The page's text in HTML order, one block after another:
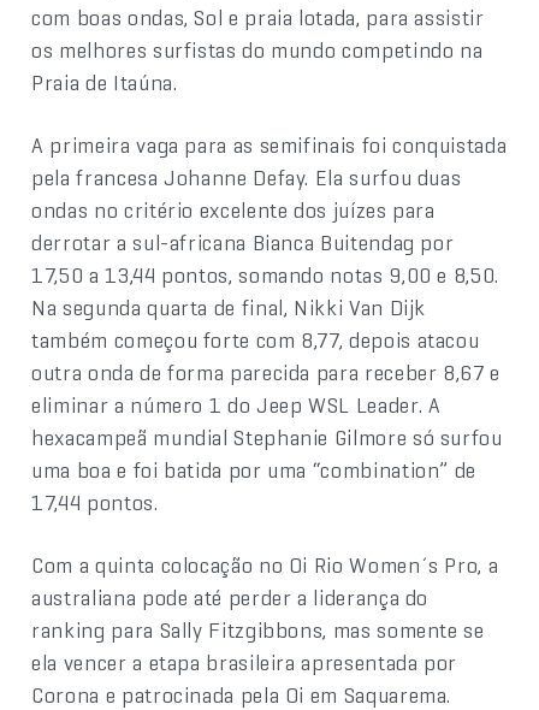
com boas ondas, Sol e praia lotada, para assistir
os melhores surfistas do mundo competindo na
Praia de Itaúna.
A primeira vaga para as semifinais foi conquistada
pela francesa Johanne Defay. Ela surfou duas
ondas no critério excelente dos juízes para
derrotar a sul-africana Bianca Buitendag por
17,50 a 13,44 pontos, somando notas 9,00 e 8,50.
Na segunda quarta de final, Nikki Van Dijk
também começou forte com 8,77, depois atacou
outra onda de forma parecida para receber 8,67 e
eliminar a número 1 do Jeep WSL Leader. A
hexacampeã mundial Stephanie Gilmore só surfou
uma boa e foi batida por uma “combination” de
17,44 pontos.
Com a quinta colocação no Oi Rio Women´s Pro, a
australiana pode até perder a liderança do
ranking para Sally Fitzgibbons, mas somente se
ela vencer a etapa brasileira apresentada por
Corona e patrocinada pela Oi em Saquarema.